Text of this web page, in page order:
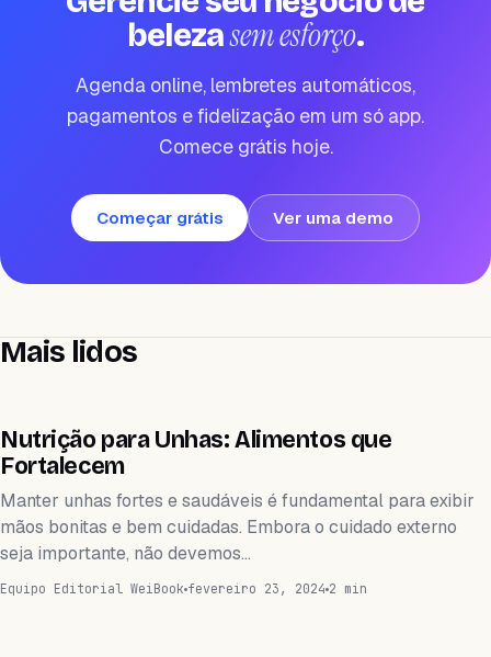
belezasem esforço.
Agenda online, lembretes automáticos,
pagamentos e fidelização em um só app.
Comece grátis hoje.
Começar grátis Ver uma demo
Mais lidos
WEIHEALTH
Nutrição para Unhas: Alimentos que
Fortalecem
Manter unhas fortes e saudáveis é fundamental para exibir
mãos bonitas e bem cuidadas. Embora o cuidado externo
seja importante, não devemos…
Equipo Editorial WeiBook fevereiro 23, 2024 2 min